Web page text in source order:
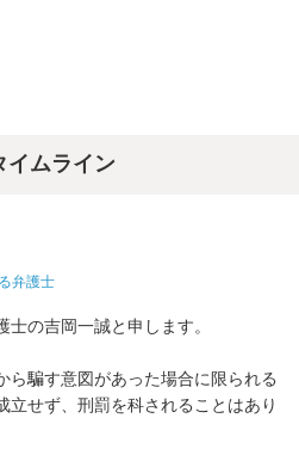
イムライン
弁護士
の吉岡一誠と申します。
ら騙す意図があった場合に限られる
立せず、刑罰を科されることはあり